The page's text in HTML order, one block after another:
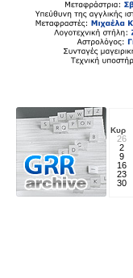
Κυρ
26
2
9
16
23
30